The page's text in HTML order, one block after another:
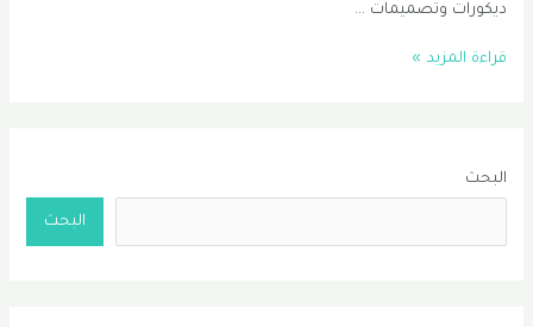
ديكورات وتصميمات …
مقاول
0556331035
قراءة المزيد »
البحث
البحث